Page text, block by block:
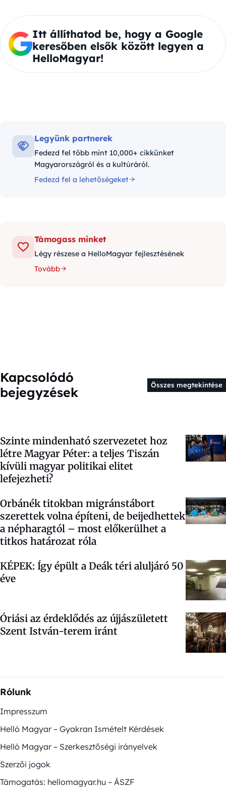
Itt állíthatod be, hogy a Google
keresőben elsők között legyen a
HelloMagyar!
Legyünk partnerek
Fedezd fel több mint 10,000+ cikkünket
Magyarországról és a kultúráról.
Fedezd fel a lehetőségeket
Támogass minket
Légy részese a HelloMagyar fejlesztésének
Tovább
Kapcsolódó
bejegyzések
Összes megtekintése
Szinte mindenható szervezetet hoz
létre Magyar Péter: a teljes Tiszán
kívüli magyar politikai elitet
lefejezheti?
Orbánék titokban migránstábort
szerettek volna építeni, de beijedhettek
a népharagtól – most előkerülhet a
titkos határozat róla
KÉPEK: Így épült a Deák téri aluljáró 50
éve
Óriási az érdeklődés az újjászületett
Szent István-terem iránt
Rólunk
Impresszum
Helló Magyar – Gyakran Ismételt Kérdések
Helló Magyar – Szerkesztőségi irányelvek
Szerzői jogok
Támogatás: hellomagyar.hu – ÁSZF